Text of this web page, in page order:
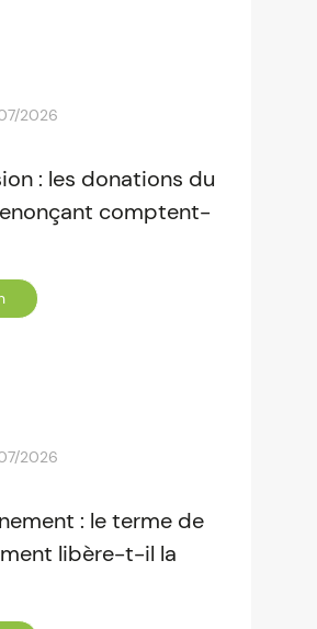
2026
: les donations du
comptent-
2026
: le terme de
libère-t-il la